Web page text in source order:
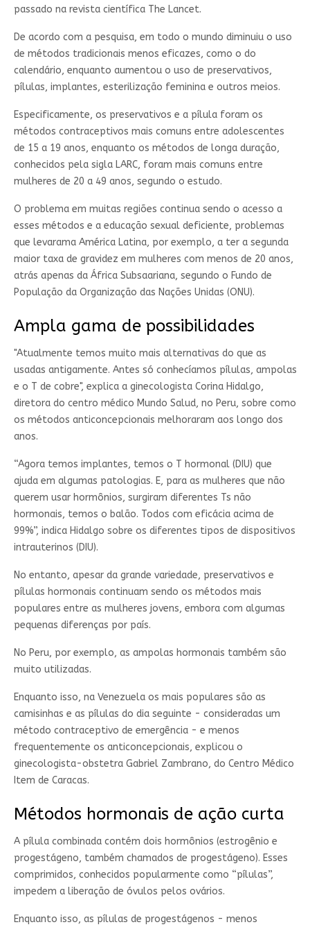
passado na revista científica The Lancet.
De acordo com a pesquisa, em todo o mundo diminuiu o uso
de métodos tradicionais menos eficazes, como o do
calendário, enquanto aumentou o uso de preservativos,
pílulas, implantes, esterilização feminina e outros meios.
Especificamente, os preservativos e a pílula foram os
métodos contraceptivos mais comuns entre adolescentes
de 15 a 19 anos, enquanto os métodos de longa duração,
conhecidos pela sigla LARC, foram mais comuns entre
mulheres de 20 a 49 anos, segundo o estudo.
O problema em muitas regiões continua sendo o acesso a
esses métodos e a educação sexual deficiente, problemas
que levarama América Latina, por exemplo, a ter a segunda
maior taxa de gravidez em mulheres com menos de 20 anos,
atrás apenas da África Subsaariana, segundo o Fundo de
População da Organização das Nações Unidas (ONU).
Ampla gama de possibilidades
"Atualmente temos muito mais alternativas do que as
usadas antigamente. Antes só conhecíamos pílulas, ampolas
e o T de cobre", explica a ginecologista Corina Hidalgo,
diretora do centro médico Mundo Salud, no Peru, sobre como
os métodos anticoncepcionais melhoraram aos longo dos
anos.
“Agora temos implantes, temos o T hormonal (DIU) que
ajuda em algumas patologias. E, para as mulheres que não
querem usar hormônios, surgiram diferentes Ts não
hormonais, temos o balão. Todos com eficácia acima de
99%”, indica Hidalgo sobre os diferentes tipos de dispositivos
intrauterinos (DIU).
No entanto, apesar da grande variedade, preservativos e
pílulas hormonais continuam sendo os métodos mais
populares entre as mulheres jovens, embora com algumas
pequenas diferenças por país.
No Peru, por exemplo, as ampolas hormonais também são
muito utilizadas.
Enquanto isso, na Venezuela os mais populares são as
camisinhas e as pílulas do dia seguinte - consideradas um
método contraceptivo de emergência - e menos
frequentemente os anticoncepcionais, explicou o
ginecologista-obstetra Gabriel Zambrano, do Centro Médico
Item de Caracas.
Métodos hormonais de ação curta
A pílula combinada contém dois hormônios (estrogênio e
progestágeno, também chamados de progestágeno). Esses
comprimidos, conhecidos popularmente como “pílulas”,
impedem a liberação de óvulos pelos ovários.
Enquanto isso, as pílulas de progestágenos - menos